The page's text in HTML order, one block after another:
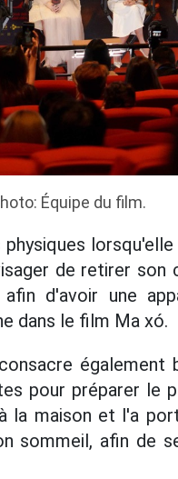
Équipe du film.
de retirer son
d'avoir une
dans le film Ma xó.
pour préparer le
la maison et l'a
sommeil, afin de